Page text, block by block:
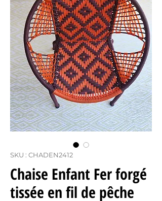
SKU : CHADEN2412
Chaise Enfant Fer forgé
tissée en fil de pêche